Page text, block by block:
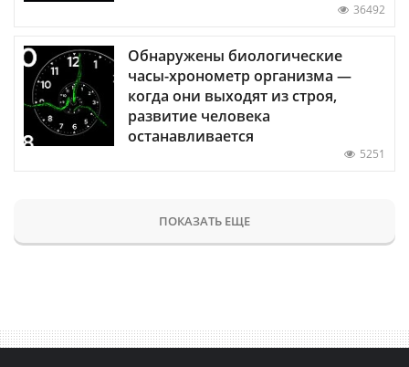
36492
Обнаружены биологические
часы-хронометр организма —
когда они выходят из строя,
развитие человека
останавливается
5251
ПОКАЗАТЬ ЕЩЕ